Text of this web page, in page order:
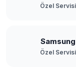
Özel Servisi
Samsung
Özel Servisi